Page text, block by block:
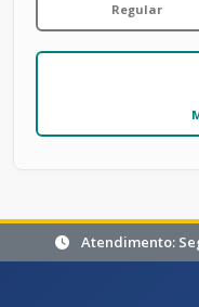
Regular
Atendimento: